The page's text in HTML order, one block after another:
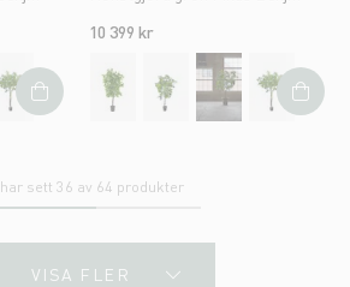
10 399 kr
sett 36 av 64 produkter
VISA FLER